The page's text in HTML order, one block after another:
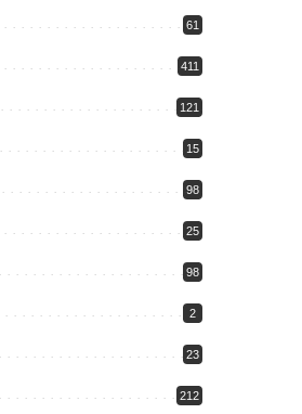
61
411
121
15
98
25
98
2
23
212